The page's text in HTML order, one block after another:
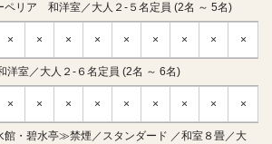
リア 和洋室／大人２-５名定員 (2名 ～ 5名)
× × × × × × × × ×
室／大人２-６名定員 (2名 ～ 6名)
× × × × × × × × ×
館・碧水亭≫禁煙／スタンダード ／和室８畳／大